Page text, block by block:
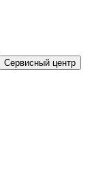
Сервисный центр